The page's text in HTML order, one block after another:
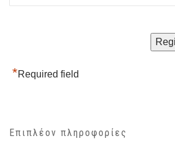
*Required field
Επιπλέον πληροφορίες